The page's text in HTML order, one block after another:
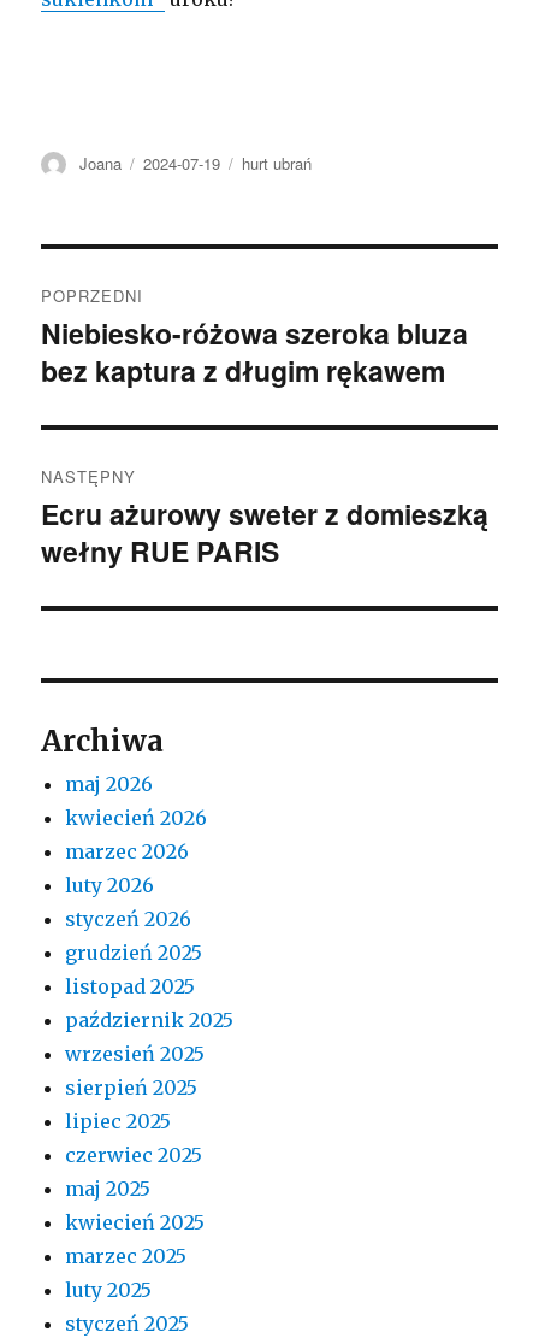
Autor
Joana Opublikowano
2024-07-19 Kategorie
hurt ubrań
wpisu
POPRZEDNI
Poprzedni
wpis:
Niebiesko-różowa szeroka bluza
bez kaptura z długim rękawem
NASTĘPNY
Następny
wpis:
Ecru ażurowy sweter z domieszką
wełny RUE PARIS
Archiwa
maj 2026
kwiecień 2026
marzec 2026
luty 2026
styczeń 2026
grudzień 2025
listopad 2025
październik 2025
wrzesień 2025
sierpień 2025
lipiec 2025
czerwiec 2025
maj 2025
kwiecień 2025
marzec 2025
luty 2025
styczeń 2025